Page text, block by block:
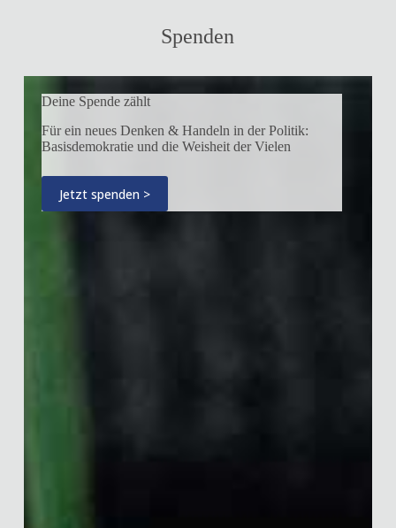
Spenden
Deine Spende zählt
Für ein neues Denken & Handeln in der Politik:
Basisdemokratie und die Weisheit der Vielen
Jetzt spenden >